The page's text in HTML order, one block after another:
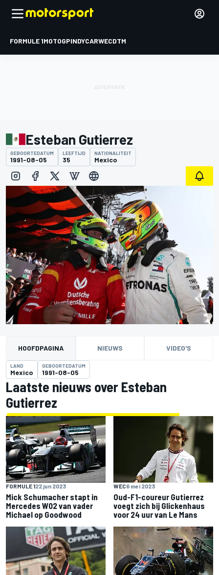
FORMULE 1MOTOGPINDYCARWECDTM
Esteban Gutierrez
GEBOORTEDATUM
1991-08-05
LEEFTIJD
35
NATIONALITEIT
Mexico
HOOFDPAGINA NIEUWS VIDEO'S
LAND
Mexico
GEBOORTEDATUM
1991-08-05
Laatste nieuws over Esteban
Gutierrez
FORMULE 122 jun 2023
Mick Schumacher stapt in
Mercedes W02 van vader
Michael op Goodwood
WEC6 mei 2023
Oud-F1-coureur Gutierrez
voegt zich bij Glickenhaus
voor 24 uur van Le Mans